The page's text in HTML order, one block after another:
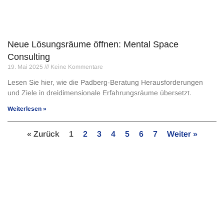
Neue Lösungsräume öffnen: Mental Space
Consulting
19. Mai 2025 Keine Kommentare
Lesen Sie hier, wie die Padberg-Beratung Herausforderungen
und Ziele in dreidimensionale Erfahrungsräume übersetzt.
Weiterlesen »
« Zurück 1 2 3 4 5 6 7 Weiter »